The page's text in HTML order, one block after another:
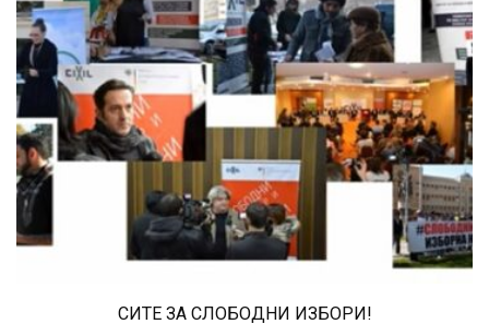
СИТЕ ЗА СЛОБОДНИ ИЗБОРИ!